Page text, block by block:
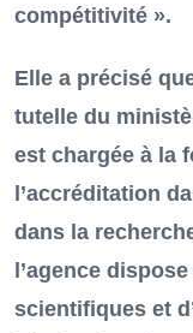
compétitivité ».
Elle a précisé
tutelle du
est chargée à la
l’accréditation
dans la
l’agence
scientifiques et